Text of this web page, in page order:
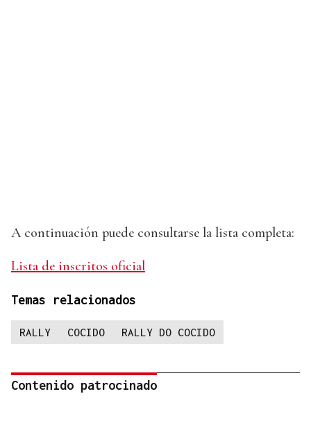
A continuación puede consultarse la lista completa:
Lista de inscritos oficial
Temas relacionados
RALLY COCIDO RALLY DO COCIDO
Contenido patrocinado